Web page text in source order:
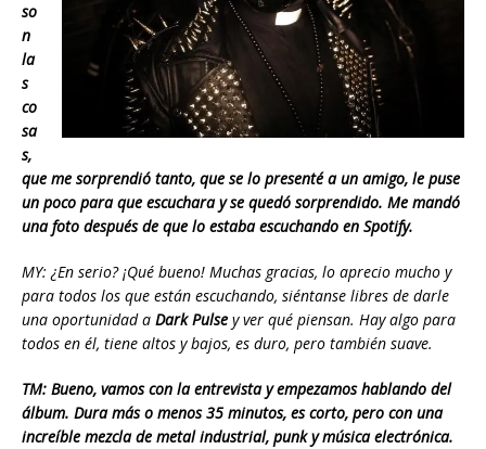
so
n
la
s
co
sa
s,
que me sorprendió tanto, que se lo presenté a un amigo, le puse
un poco para que escuchara y se quedó sorprendido. Me mandó
una foto después de que lo estaba escuchando en Spotify.
MY: ¿En serio? ¡Qué bueno! Muchas gracias, lo aprecio mucho y
para todos los que están escuchando, siéntanse libres de darle
una oportunidad a Dark Pulse y ver qué piensan. Hay algo para
todos en él, tiene altos y bajos, es duro, pero también suave.
TM: Bueno, vamos con la entrevista y empezamos hablando del
álbum. Dura más o menos 35 minutos, es corto, pero con una
increíble mezcla de metal industrial, punk y música electrónica.